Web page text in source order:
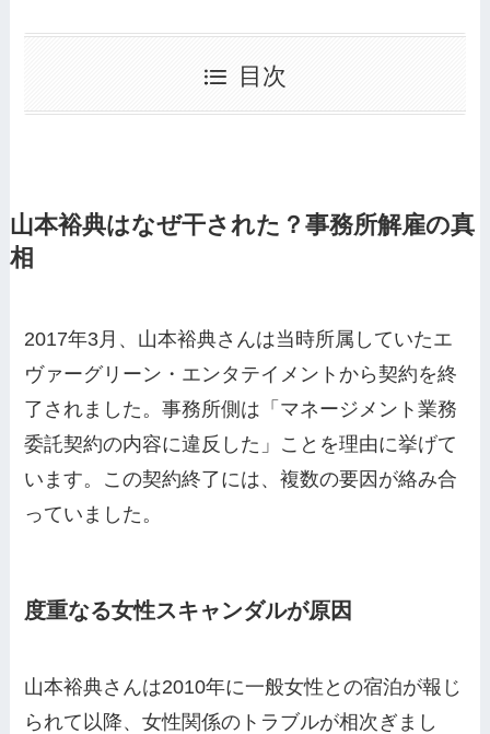
目次
山本裕典はなぜ干された？事務所解雇の真
相
2017年3月、山本裕典さんは当時所属していたエ
ヴァーグリーン・エンタテイメントから契約を終
了されました。事務所側は「マネージメント業務
委託契約の内容に違反した」ことを理由に挙げて
います。この契約終了には、複数の要因が絡み合
っていました。
度重なる女性スキャンダルが原因
山本裕典さんは2010年に一般女性との宿泊が報じ
られて以降、女性関係のトラブルが相次ぎまし